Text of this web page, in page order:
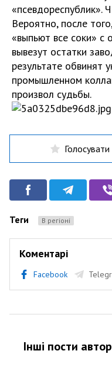
«псевдореспублик».
Вероятно, после
«выпьют все соки» с
вывезут остатки
результате обвинят
промышленном
произвол судьбы.
Голосувати
Теги В регіоні
Коментарі
Facebook
Інші пости